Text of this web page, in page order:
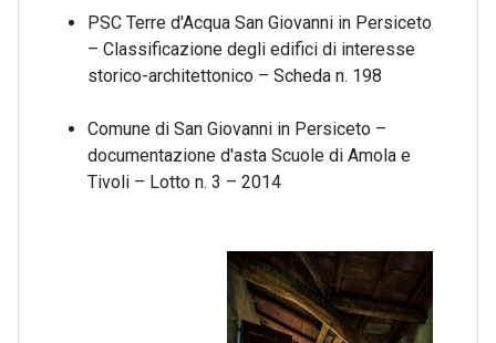
PSC Terre d'Acqua San Giovanni in Persiceto
– Classificazione degli edifici di interesse
storico-architettonico – Scheda n. 198
Comune di San Giovanni in Persiceto –
documentazione d'asta Scuole di Amola e
Tivoli – Lotto n. 3 – 2014